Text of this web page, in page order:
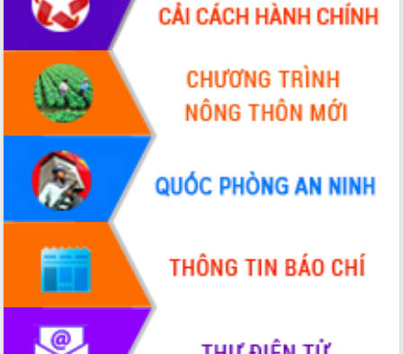
Chương trình “Gặp gỡ hữu nghị –
Friendship Meeting New Year 2026”
Bầu cử Quốc hội và HĐND: Cử tri Đắk
Lắk gửi gắm niềm tin, kỳ vọng vào lá
phiếu
Đắk Lắk sẵn sàng các điều kiện cho
Ngày hội bầu cử đại biểu Quốc hội
khóa XVI và HĐND các cấp nhiệm kỳ
2026-2031
Đảm bảo cuộc bầu cử đại biểu Quốc
hội và đại biểu HĐND các cấp diễn ra
an toàn, hiệu quả, đúng quy định
Thủ tướng Chính phủ Phạm Minh Chính
kiểm tra, chỉ đạo hoàn thành các dự
án cao tốc và thăm khu tái định cư tại
Sôi nổi Hội đua ngựa truyền thống Gò
Thì Thùng mừng Xuân Bính Ngọ 2026